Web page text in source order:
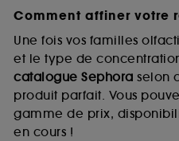
Comment affiner votre
Une fois vos familles
et le type de
catalogue Sephora selon
produit parfait. Vous
gamme de prix,
en cours !